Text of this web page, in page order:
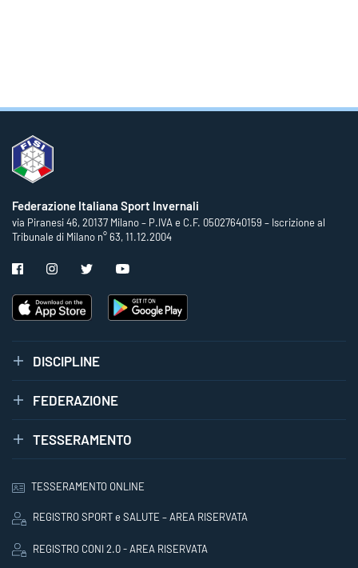
Federazione Italiana Sport Invernali
via Piranesi 46, 20137 Milano – P.IVA e C.F. 05027640159 – Iscrizione al
Tribunale di Milano n° 63, 11.12.2004
DISCIPLINE
FEDERAZIONE
TESSERAMENTO
TESSERAMENTO ONLINE
REGISTRO SPORT e SALUTE – AREA RISERVATA
REGISTRO CONI 2.0 - AREA RISERVATA